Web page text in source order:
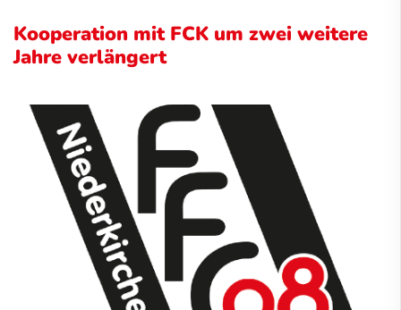
Kooperation mit FCK um zwei weitere
Jahre verlängert